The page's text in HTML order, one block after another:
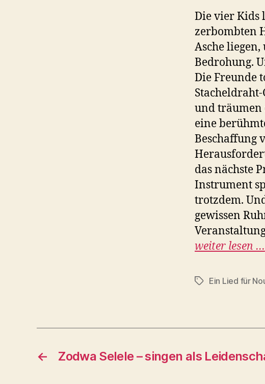
Die vier Kids
zerbombten
Asche
Bedrohung.
Die Freunde
und träumen
eine
Beschaffung
das nächste
Instrument
trotzdem.
gewissen
weiter lesen …
Schlagwörter
Ein Lied für
← Zodwa Selele – singen als